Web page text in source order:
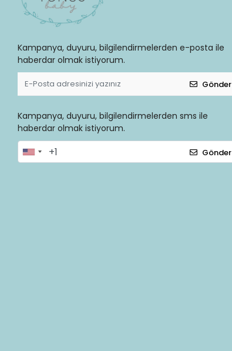
Kampanya, duyuru, bilgilendirmelerden e-posta ile
haberdar olmak istiyorum.
Gönder
Kampanya, duyuru, bilgilendirmelerden sms ile
haberdar olmak istiyorum.
Gönder